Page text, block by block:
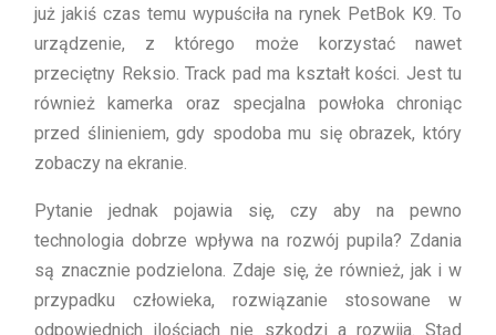
już jakiś czas temu wypuściła na rynek PetBok K9. To
urządzenie, z którego może korzystać nawet
przeciętny Reksio. Track pad ma kształt kości. Jest tu
również kamerka oraz specjalna powłoka chroniąc
przed ślinieniem, gdy spodoba mu się obrazek, który
zobaczy na ekranie.
Pytanie jednak pojawia się, czy aby na pewno
technologia dobrze wpływa na rozwój pupila? Zdania
są znacznie podzielona. Zdaje się, że również, jak i w
przypadku człowieka, rozwiązanie stosowane w
odpowiednich ilościach nie szkodzi a rozwija. Stąd